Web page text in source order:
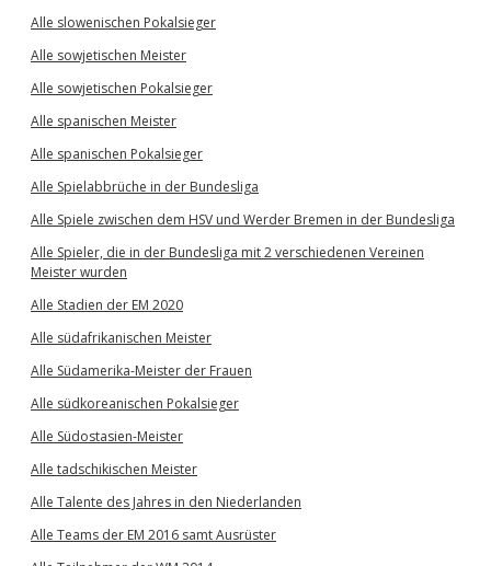
Alle slowenischen Pokalsieger
Alle sowjetischen Meister
Alle sowjetischen Pokalsieger
Alle spanischen Meister
Alle spanischen Pokalsieger
Alle Spielabbrüche in der Bundesliga
Alle Spiele zwischen dem HSV und Werder Bremen in der Bundesliga
Alle Spieler, die in der Bundesliga mit 2 verschiedenen Vereinen
Meister wurden
Alle Stadien der EM 2020
Alle südafrikanischen Meister
Alle Südamerika-Meister der Frauen
Alle südkoreanischen Pokalsieger
Alle Südostasien-Meister
Alle tadschikischen Meister
Alle Talente des Jahres in den Niederlanden
Alle Teams der EM 2016 samt Ausrüster